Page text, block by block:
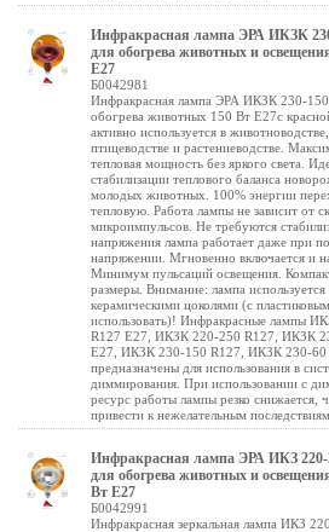
Инфракрасная лампа ЭРА ИКЗК
для обогрева животных и
Е27
Б0042981
Инфракрасная лампа ЭРА ИКЗК 230-
обогрева животных 150 Вт Е27с
активно используется в животноводстве,
птицеводстве и растениеводстве.
тепловая мощность без яркого света.
стабилизации теплового баланса
молодых животных. 100% энергии
тепловую. Работа лампы не зависит от
микроимпульсов. Не требуются
напряжения лампа работает даже при
напряжении. Мгновенно включается и
Минимум пульсаций освещения.
размеры. Внимание: лампа используется
керамическими цоколями (с
использовать)! Инфракрасные лампы
R127 E27, ИКЗК 220-250 R127, ИКЗК
E27, ИКЗК 230-150 R127, ИКЗК 230-60
предназначены для использования в
диммирования. При использовании с
ресурс работы лампы резко снижается,
привести к нежелательным последствиям.
Инфракрасная лампа ЭРА ИКЗ 220-
для обогрева животных и
Вт Е27
Б0042991
Инфракрасная зеркальная лампа ИКЗ